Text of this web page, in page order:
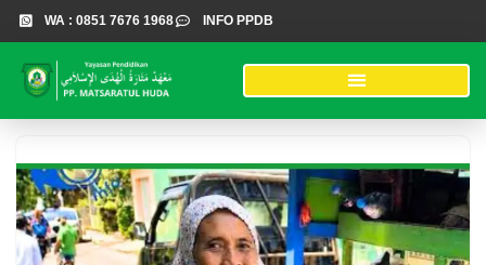
Lompat
ke
WA : 0851 7676 1968 INFO PPDB